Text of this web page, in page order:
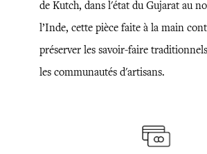
de Kutch, dans l'état du Gujarat au
l’Inde, cette pièce faite à la main
préserver les savoir-faire
les communautés d'artisans.